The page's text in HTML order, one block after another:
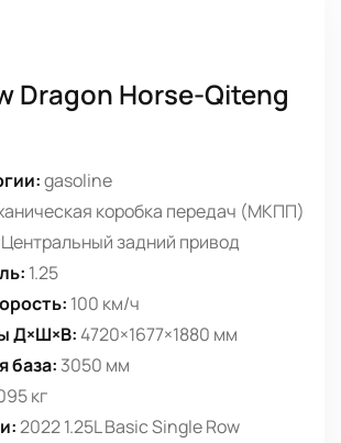
Dragon Horse-Qiteng
gasoline
коробка передач (МКПП)
Центральный задний привод
1.25
100 км/ч
Д×Ш×В: 4720×1677×1880 мм
база: 3050 мм
кг
2022 1.25L Basic Single Row